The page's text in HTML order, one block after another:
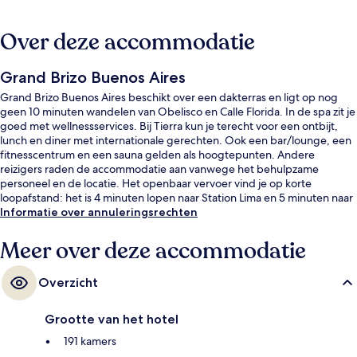
Over deze accommodatie
Grand Brizo Buenos Aires
Grand Brizo Buenos Aires beschikt over een dakterras en ligt op nog
geen 10 minuten wandelen van Obelisco en Calle Florida. In de spa zit je
goed met wellnessservices. Bij Tierra kun je terecht voor een ontbijt,
lunch en diner met internationale gerechten. Ook een bar/lounge, een
fitnesscentrum en een sauna gelden als hoogtepunten. Andere
reizigers raden de accommodatie aan vanwege het behulpzame
personeel en de locatie. Het openbaar vervoer vind je op korte
loopafstand: het is 4 minuten lopen naar Station Lima en 5 minuten naar
Station 9 de Julio.
Informatie over annuleringsrechten
Meer over deze accommodatie
Overzicht
Grootte van het hotel
191 kamers